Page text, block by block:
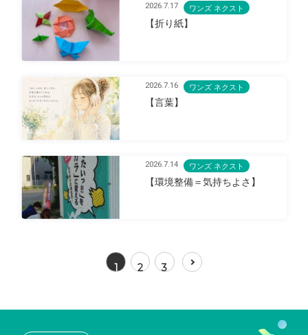
2026.7.17 ワンズ ネクスト
【折り紙】
2026.7.16 ワンズ ネクスト
【言葉】
2026.7.14 ワンズ ネクスト
【環境整備＝気持ちよさ】
1 2 3